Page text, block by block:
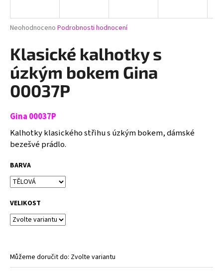
Průměrné
produktu
je
0,0
z
5
hvězdiček.
Neohodnoceno Podrobnosti hodnocení
Klasické kalhotky s
úzkým bokem Gina
00037P
Gina 00037P
Kalhotky klasického střihu s úzkým bokem, dámské
bezešvé prádlo.
BARVA
VELIKOST
Můžeme doručit do: Zvolte variantu
j
t
?
o
p
o
r
u
č
e
m